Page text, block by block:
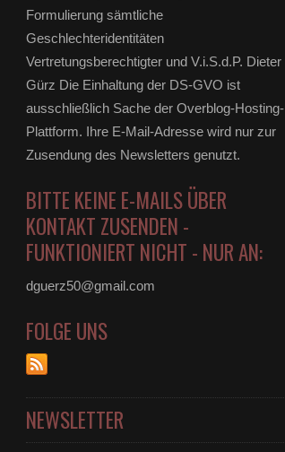
Formulierung sämtliche
Geschlechteridentitäten
Vertretungsberechtigter und V.i.S.d.P. Dieter
Gürz Die Einhaltung der DS-GVO ist
ausschließlich Sache der Overblog-Hosting-
Plattform. Ihre E-Mail-Adresse wird nur zur
Zusendung des Newsletters genutzt.
BITTE KEINE E-MAILS ÜBER
KONTAKT ZUSENDEN -
FUNKTIONIERT NICHT - NUR AN:
dguerz50@gmail.com
FOLGE UNS
NEWSLETTER